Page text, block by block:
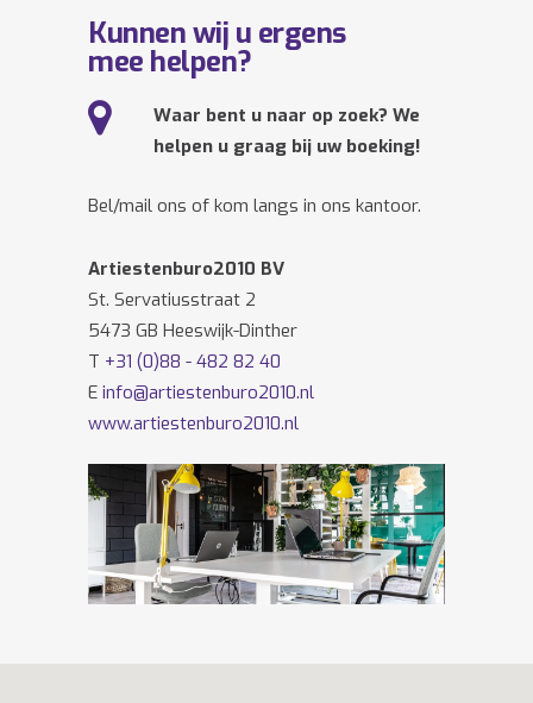
Kunnen wij u ergens
mee helpen?
Waar bent u naar op zoek? We
helpen u graag bij uw boeking!
Bel/mail ons of kom langs in ons kantoor.
Artiestenburo2010 BV
St. Servatiusstraat 2
5473 GB Heeswijk-Dinther
T +31 (0)88 - 482 82 40
E info@artiestenburo2010.nl
www.artiestenburo2010.nl
Volg ons ook opFacebookenTwitter